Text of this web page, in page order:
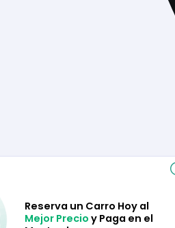
Reserva un Carro Hoy al
Mejor Precio y Paga en el